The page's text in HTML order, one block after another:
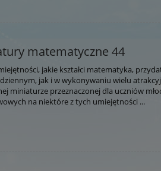
matematyczne 44
jakie kształci matematyka,
jak i w wykonywaniu wielu
miniaturze przeznaczonej dla uczniów
na niektóre z tych umiejętności ...